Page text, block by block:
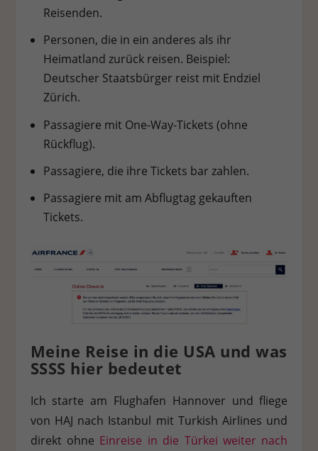
Reisenden.
Personen, die in ein anderes als ihr
Heimatland zurück reisen. Beispiel:
Deutscher Staatsbürger reist mit Endziel
Zürich.
Passagiere mit One-Way-Tickets (ohne
Rückflug).
Passagiere, die ihre Tickets bar zahlen.
Passagiere mit am Abflugtag gekauften
Tickets.
Meine Reise in die USA und was
SSSS hier bedeutet
Ich starte am Flughafen Hannover und fliege
von HAJ nach Istanbul mit Turkish Airlines und
direkt ohne Einreise in die Türkei weiter nach